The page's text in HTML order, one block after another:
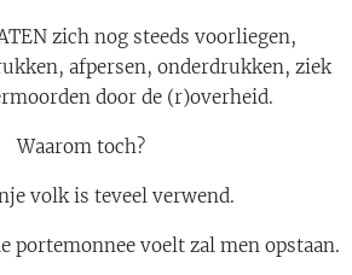
zich nog steeds voorliegen,
afpersen, onderdrukken, ziek
door de (r)overheid.
Waarom toch?
volk is teveel verwend.
portemonnee voelt zal men opstaan.